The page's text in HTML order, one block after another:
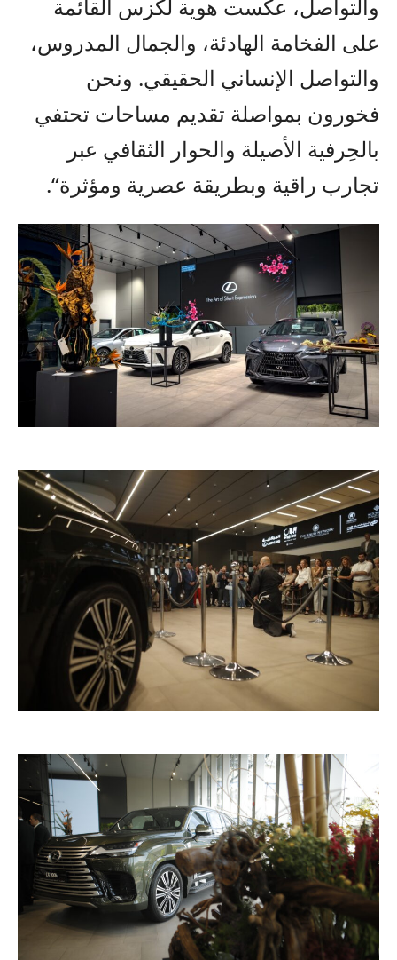
والتواصل، عكست هوية لكزس القائمة
على الفخامة الهادئة، والجمال المدروس،
والتواصل الإنساني الحقيقي. ونحن
فخورون بمواصلة تقديم مساحات تحتفي
بالحِر فية الأصيلة والحوار الثقافي عبر
تجارب راقية وبطريقة عصرية ومؤثرة“.